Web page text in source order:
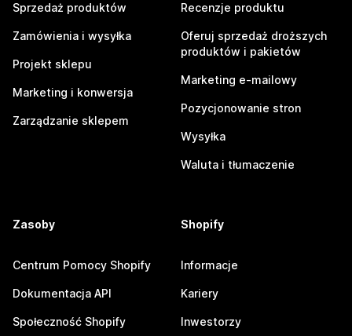
Sprzedaż produktów
Zamówienia i wysyłka
Projekt sklepu
Marketing i konwersja
Zarządzanie sklepem
Recenzje produktu
Oferuj sprzedaż droższych
produktów i pakietów
Marketing e-mailowy
Pozycjonowanie stron
Wysyłka
Waluta i tłumaczenie
Zasoby
Centrum Pomocy Shopify
Dokumentacja API
Społeczność Shopify
Shopify
Informacje
Kariery
Inwestorzy